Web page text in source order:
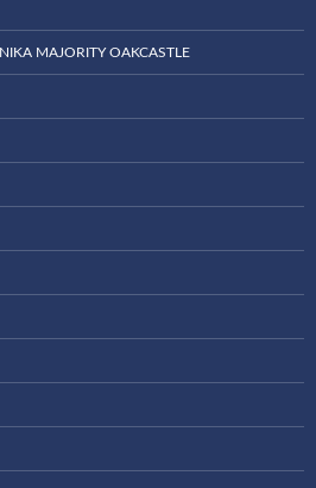
MAJORITY OAKCASTLE